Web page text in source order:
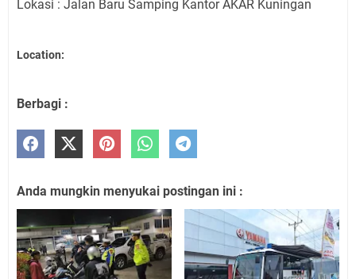
Lokasi : Jalan Baru Samping Kantor AKAR Kuningan
Location:
Berbagi :
Anda mungkin menyukai postingan ini :